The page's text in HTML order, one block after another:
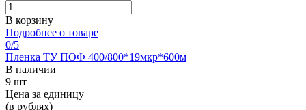
В корзину
Подробнее о товаре
0/5
Пленка ТУ ПОФ 400/800*19мкр*600м
В наличии
9 шт
Цена за единицу
(в рублях)